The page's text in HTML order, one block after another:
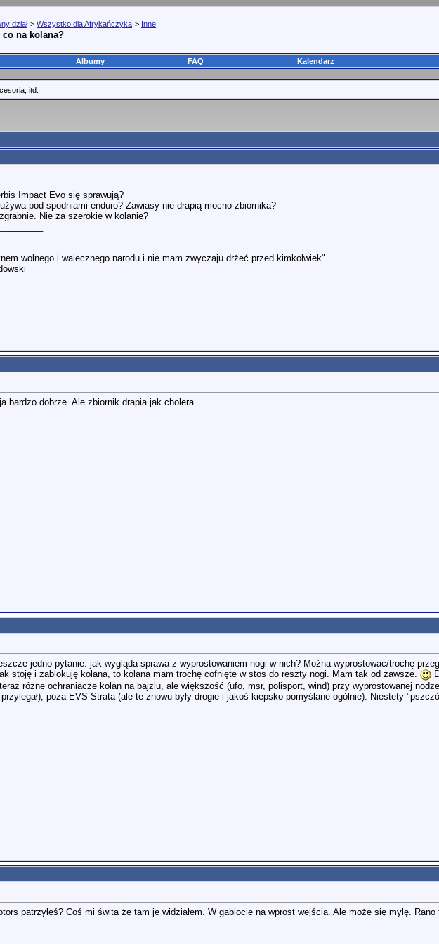
dział > Wszystko dla Afrykańczyka > Inne
na kolana?
Albumy FAQ Kalendarz
itd.
Impact Evo się sprawują?
pod spodniami enduro? Zawiasy nie drapią mocno zbiornika?
Nie za szerokie w kolanie?
wolnego i walecznego narodu i nie mam zwyczaju drżeć przed kimkolwiek"
bardzo dobrze. Ale zbiornik drapia jak cholera...
jedno pytanie: jak wygląda sprawa z wyprostowaniem nogi w nich? Można wyprostować/trochę
stoję i zablokuję kolana, to kolana mam trochę cofnięte w stos do reszty nogi. Mam tak od zawsze.
teraz różne ochraniacze kolan na bajzlu, ale większość (ufo, msr, polisport, wind) przy wyprostowanej
poza EVS Strata (ale te znowu były drogie i jakoś kiepsko pomyślane ogólnie). Niestety
patrzyłeś? Coś mi świta że tam je widziałem. W gablocie na wprost wejścia. Ale może się mylę.